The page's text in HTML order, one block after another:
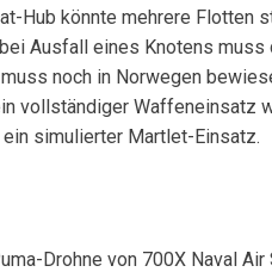
Hub könnte mehrere Flotten
Ausfall eines Knotens muss
noch in Norwegen
vollständiger Waffeneinsatz
simulierter Martlet-Einsatz.
Drohne von 700X Naval Air